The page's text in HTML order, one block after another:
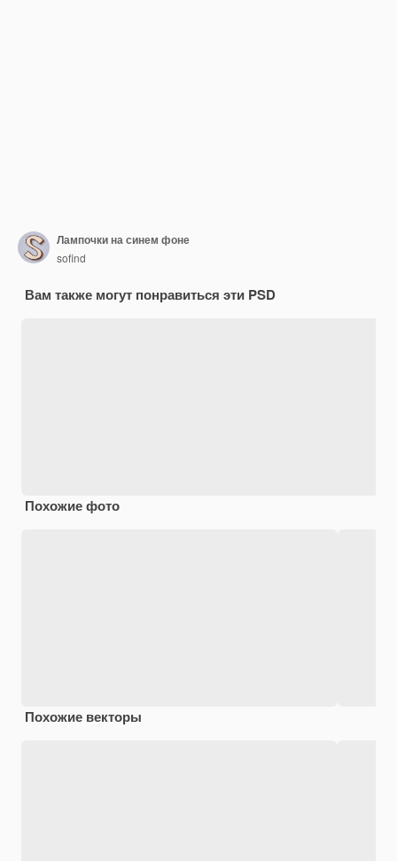
Лампочки на синем фоне
sofind
Вам также могут понравиться эти PSD
Похожие фото
Похожие векторы